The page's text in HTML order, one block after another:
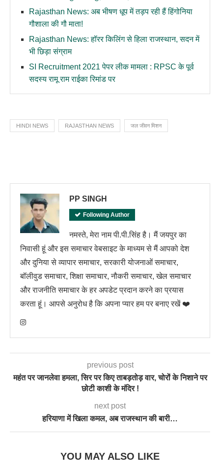
Rajasthan News: अब भीषण धूप में तड़प रही हैं हिंगोनिया
गौशाला की गौ माता!
Rajasthan News: हॉरर किलिंग से हिला राजस्थान, सदन में
भी छिड़ा संग्राम
SI Recruitment 2021 पेपर लीक मामला : RPSC के पूर्व
सदस्य रामू राम राईका रिमांड पर
HINDI NEWS RAJASTHAN NEWS जल जीवन मिशन
PP SINGH
Following Author
नमस्ते, मेरा नाम पी.पी.सिंह है। मैं जयपुर का
निवासी हूं और इस समाचार वेबसाइट के माध्यम से मैं आपको देश
और दुनिया से व्यापार समाचार, सरकारी योजनाओं समाचार,
बॉलीवुड समाचार, शिक्षा समाचार, नौकरी समाचार, खेल समाचार
और राजनीति समाचार के हर अपडेट प्रदान करने का प्रयास
करता हूं। आपसे अनुरोध है कि अपना प्यार हम पर बनाए रखें ❤️
previous post
महंत पर जानलेवा हमला, सिर पर किए ताबड़तोड़ वार, चोरों के निशाने पर
छोटी काशी के मंदिर !
next post
हरियाणा में खिला कमल, अब राजस्थान की बारी…
YOU MAY ALSO LIKE